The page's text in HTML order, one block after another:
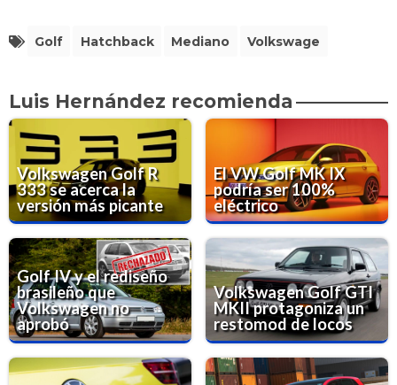
Golf Hatchback Mediano Volkswage
Luis Hernández recomienda
Volkswagen Golf R
333 se acerca la
versión más picante
El VW Golf MK IX
podría ser 100%
eléctrico
Golf IV y el rediseño
brasileño que
Volkswagen no
aprobó
Volkswagen Golf GTI
MKII protagoniza un
restomod de locos